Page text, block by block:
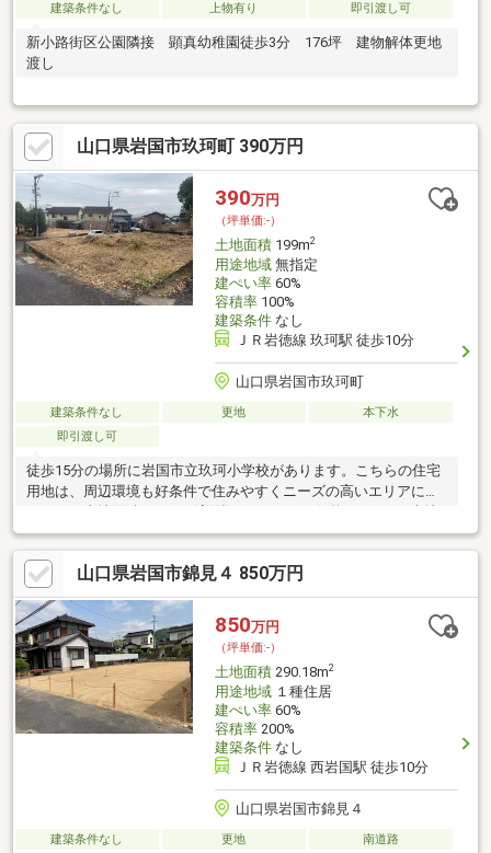
建築条件なし 上物有り 即引渡し可
新小路街区公園隣接 顕真幼稚園徒歩3分 176坪 建物解体更地
渡し
山口県岩国市玖珂町 390万円
390万円
（坪単価:-）
土地面積199m2
用途地域無指定
建ぺい率60%
容積率100%
建築条件なし
ＪＲ岩徳線 玖珂駅 徒歩10分
山口県岩国市玖珂町
建築条件なし 更地
本下水
即引渡し可
徒歩15分の場所に岩国市立玖珂小学校があります。こちらの住宅
用地は、周辺環境も好条件で住みやすくニーズの高いエリアにあ
ります。土地面積は199㎡(実測)でイチオシ。価格390万円の土地
です。自宅から夜景が楽しめる夏には花火が見えるなど、その場
いながら感動を得ることができる場所、それが傾斜地の醍醐味で
す。こちらの売地は、土地の購入を検討されている方にイチオシ
となっております。駅から徒歩10分圏内に立地しています。
山口県岩国市錦見４ 850万円
850万円
（坪単価:-）
土地面積290.18m2
用途地域１種住居
建ぺい率60%
容積率200%
建築条件なし
ＪＲ岩徳線 西岩国駅 徒歩10分
山口県岩国市錦見４
建築条件なし 更地 南道路